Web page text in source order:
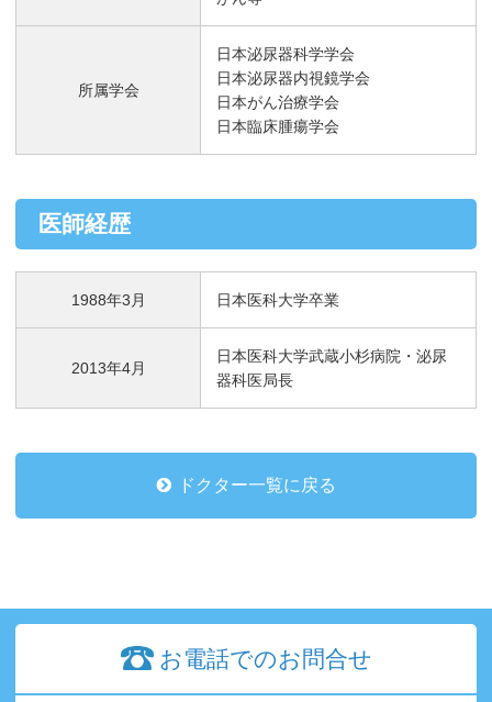
所属学会
日本泌尿器科学学会
日本泌尿器内視鏡学会
日本がん治療学会
日本臨床腫瘍学会
医師経歴
1988年3月 日本医科大学卒業
2013年4月
日本医科大学武蔵小杉病院・泌尿
器科医局長
ドクター一覧に戻る
お電話でのお問合せ